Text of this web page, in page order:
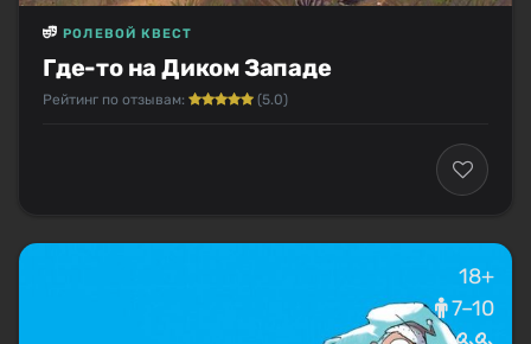
Где-то на Диком Западе
РОЛЕВОЙ КВЕСТ
Рейтинг по отзывам: (5.0)
18+
7–10